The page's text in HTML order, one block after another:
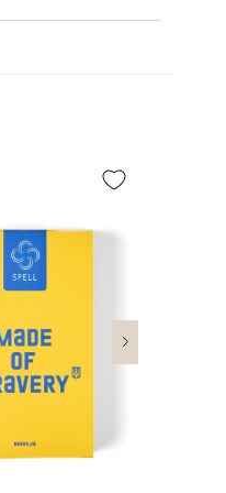
mini,щоб
Безкоштовно
цукерками.